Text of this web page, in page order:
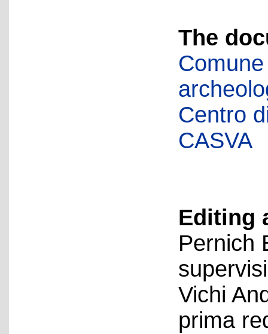
The
Centro
CASVA
Editing
Pernich
Vichi
prima